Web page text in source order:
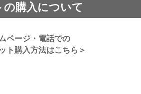
の購入について
ページ・電話での
ト購入方法はこちら＞